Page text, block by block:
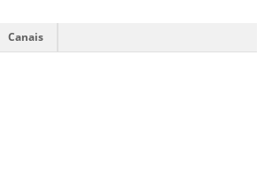
Canais